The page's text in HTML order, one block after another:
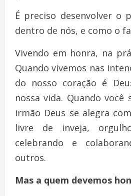
É preciso desenvolver o
dentro de nós, e como o
Vivendo em honra, na
Quando vivemos nas
do nosso coração é
nossa vida. Quando você
irmão Deus se alegra
livre de inveja,
celebrando e
outros.
Mas a quem devemos